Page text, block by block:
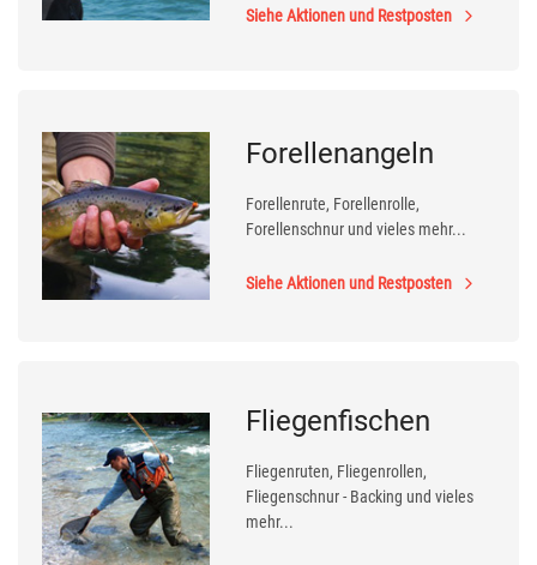
Siehe Aktionen und Restposten
Forellenangeln
Forellenrute, Forellenrolle,
Forellenschnur und vieles mehr...
Siehe Aktionen und Restposten
Fliegenfischen
Fliegenruten, Fliegenrollen,
Fliegenschnur - Backing und vieles
mehr...